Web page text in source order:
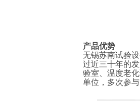
产品优势
无锡苏南试验
过近三十年的
验室、温度老
单位，多次参